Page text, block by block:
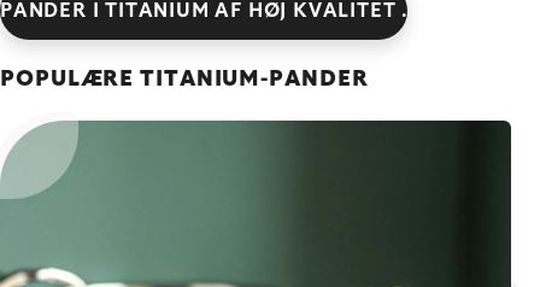
PANDER I TITANIUM AF HØJ KVALITET .
POPULÆRE TITANIUM-PANDER